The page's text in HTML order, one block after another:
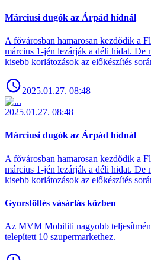
Márciusi dugók az Árpád hídnál
A fővárosban hamarosan kezdődik a
március 1-jén lezárják a déli hidat. De
kisebb korlátozások az előkészítés
2025.01.27. 08:48
2025.01.27. 08:48
Márciusi dugók az Árpád hídnál
A fővárosban hamarosan kezdődik a
március 1-jén lezárják a déli hidat. De
kisebb korlátozások az előkészítés
Gyorstöltés vásárlás közben
Az MVM Mobiliti nagyobb
telepített 10 szupermarkethez.